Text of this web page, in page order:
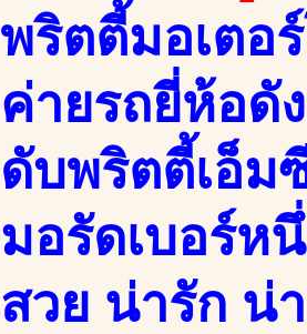
พริตตี้มอเตอ
ค่ายรถยี่ห้อดั
ดับพริตตี้เอ็ม
มอรัดเบอร์ห
สวย น่ารัก น่